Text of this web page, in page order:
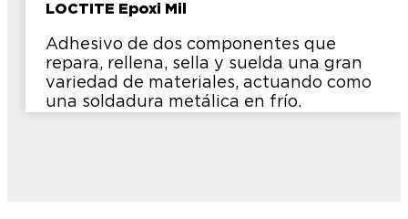
LOCTITE Epoxi Mil
Adhesivo de dos componentes que
repara, rellena, sella y suelda una gran
variedad de materiales, actuando como
una soldadura metálica en frío.